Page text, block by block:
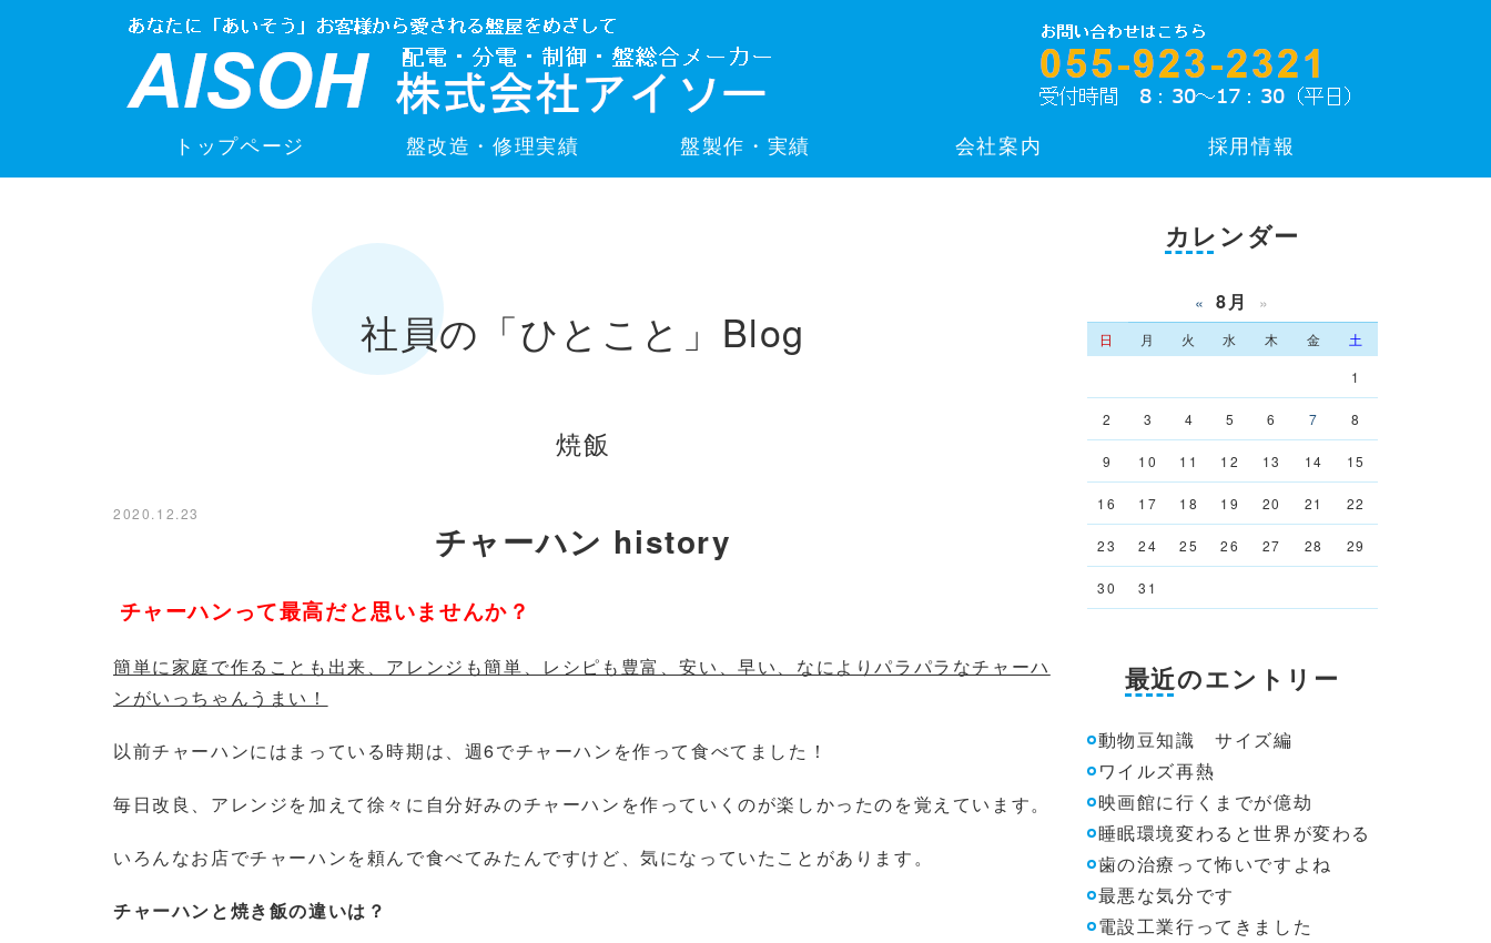
トップページ 盤改造・修理実績 盤製作・実績 会社案内 採用情報
社員の「ひとこと」Blog
焼飯
2020.12.23
チャーハン history
チャーハンって最高だと思いませんか？
簡単に家庭で作ることも出来、アレンジも簡単、レシピも豊富、安い、早い、なによりパラパラなチャーハ
ンがいっちゃんうまい！
以前チャーハンにはまっている時期は、週6でチャーハンを作って食べてました！
毎日改良、アレンジを加えて徐々に自分好みのチャーハンを作っていくのが楽しかったのを覚えています。
いろんなお店でチャーハンを頼んで食べてみたんですけど、気になっていたことがあります。
チャーハンと焼き飯の違いは？
カレンダー
« 8月 »
日 月 火 水 木 金
土
1
2 3 4 5 6 7 8
9 10 11 12 13 14 15
16 17 18 19 20 21 22
23 24 25 26 27 28 29
30 31
最近のエントリー
動物豆知識 サイズ編
ワイルズ再熱
映画館に行くまでが億劫
睡眠環境変わると世界が変わる
歯の治療って怖いですよね
最悪な気分です
電設工業行ってきました